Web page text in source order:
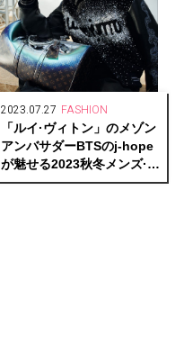
2023.07.27 FASHION
「ルイ·ヴィトン」のメゾン
アンバサダーBTSのj-hope
が魅せる2023秋冬メンズ·コ
レクションを公開